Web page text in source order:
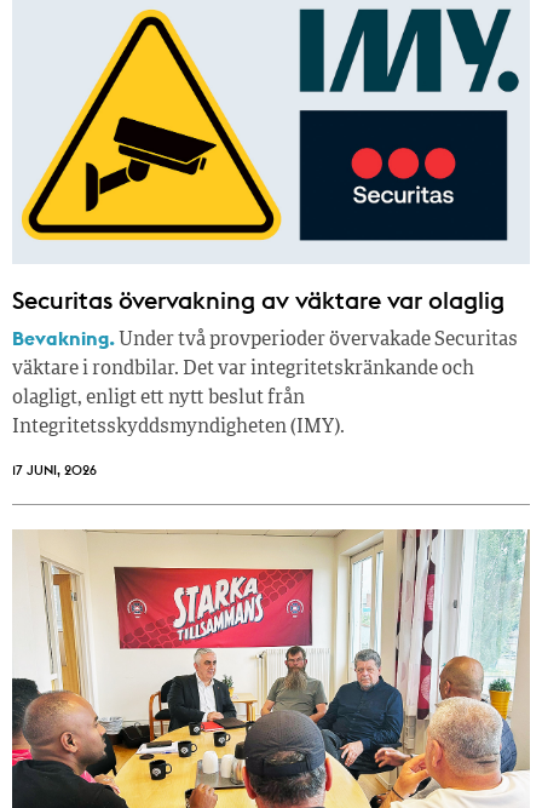
Securitas övervakning av väktare var olaglig
Bevakning. Under två provperioder övervakade Securitas
väktare i rondbilar. Det var integritetskränkande och
olagligt, enligt ett nytt beslut från
Integritetsskyddsmyndigheten (IMY).
17 JUNI, 2026